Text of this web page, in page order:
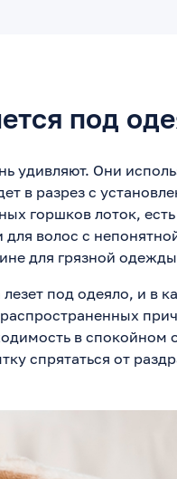
под
удивляют. Они
в разрез с
горшков лоток,
для волос с
для грязной
под одеяло, и в
в спокойном
спрятаться от